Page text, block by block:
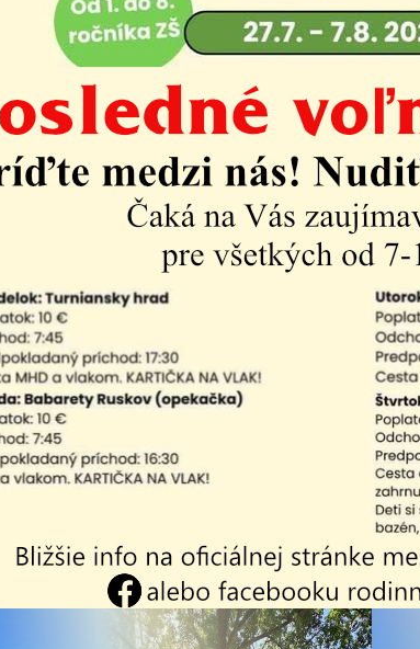
Invázne
Úvod Život v mestskej časti Invázne
V zmysle zákona NR SR č. 150/2019 Z. z. o
druhov a o zmene a doplnení niektorých
(užívatelia) pozemkov v Mestskej časti
nedochádzalo k šíreniu inváznych druhov
Invázne nepôvodné druhy rastlín disponujú
účinnú reprodukciu a potláčanie rastu
potrebný celospoločensky systematický a
podmienkach majú invázne druhy málo
ľudský zásah.
Šírenie inváznych nepôvodných druhov
environmentálne škodlivé dosahy na
zvýšené ekonomické náklady na
inváznych druhov vzbudzujúcich obavy
449/2019. Podmienky a spôsob